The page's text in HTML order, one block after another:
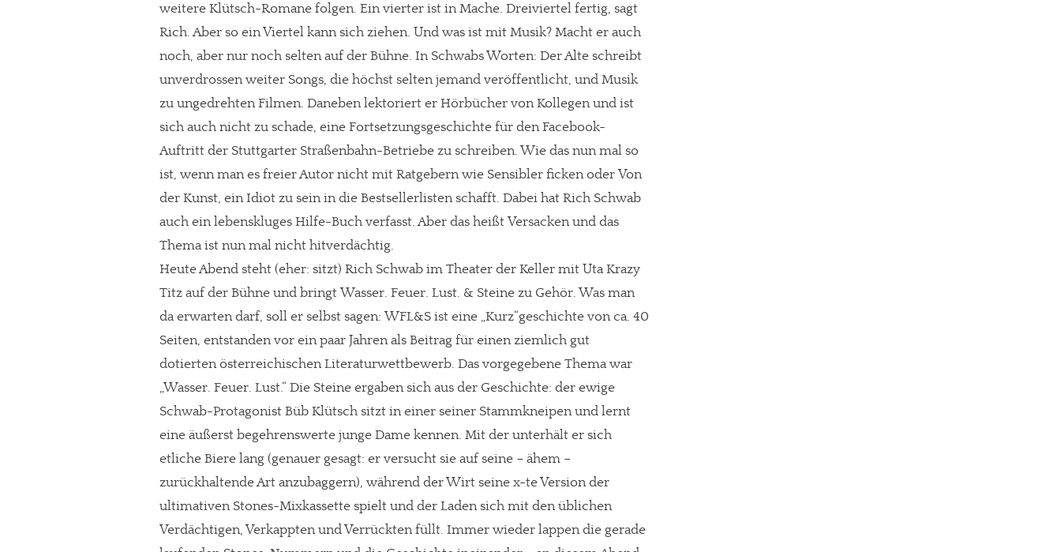
weitere Klütsch-Romane folgen. Ein vierter ist in Mache. Dreiviertel fertig, sagt
Rich. Aber so ein Viertel kann sich ziehen. Und was ist mit Musik? Macht er auch
noch, aber nur noch selten auf der Bühne. In Schwabs Worten: Der Alte schreibt
unverdrossen weiter Songs, die höchst selten jemand veröffentlicht, und Musik
zu ungedrehten Filmen. Daneben lektoriert er Hörbücher von Kollegen und ist
sich auch nicht zu schade, eine Fortsetzungsgeschichte für den Facebook-
Auftritt der Stuttgarter Straßenbahn-Betriebe zu schreiben. Wie das nun mal so
ist, wenn man es freier Autor nicht mit Ratgebern wie Sensibler ficken oder Von
der Kunst, ein Idiot zu sein in die Bestsellerlisten schafft. Dabei hat Rich Schwab
auch ein lebenskluges Hilfe-Buch verfasst. Aber das heißt Versacken und das
Thema ist nun mal nicht hitverdächtig.
Heute Abend steht (eher: sitzt) Rich Schwab im Theater der Keller mit Uta Krazy
Titz auf der Bühne und bringt Wasser. Feuer. Lust. & Steine zu Gehör. Was man
da erwarten darf, soll er selbst sagen: WFL&S ist eine „Kurz“geschichte von ca. 40
Seiten, entstanden vor ein paar Jahren als Beitrag für einen ziemlich gut
dotierten österreichischen Literaturwettbewerb. Das vorgegebene Thema war
„Wasser. Feuer. Lust.“ Die Steine ergaben sich aus der Geschichte: der ewige
Schwab-Protagonist Büb Klütsch sitzt in einer seiner Stammkneipen und lernt
eine äußerst begehrenswerte junge Dame kennen. Mit der unterhält er sich
etliche Biere lang (genauer gesagt: er versucht sie auf seine – ähem –
zurückhaltende Art anzubaggern), während der Wirt seine x-te Version der
ultimativen Stones-Mixkassette spielt und der Laden sich mit den üblichen
Verdächtigen, Verkappten und Verrückten füllt. Immer wieder lappen die gerade